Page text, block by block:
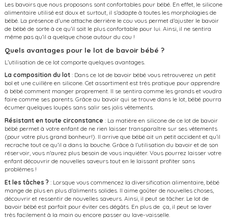
Les bavoirs que nous proposons sont confortables pour bébé. En effet, le silicone
alimentaire utilisé est doux et surtout, il s’adapte à toutes les morphologies de
bébé. La présence d’une attache derrière le cou vous permet d’ajuster le bavoir
de bébé de sorte à ce qu’il soit le plus confortable pour lui. Ainsi, il ne sentira
même pas qu’il a quelque chose autour du cou !
Quels avantages pour le lot de bavoir bébé ?
L’utilisation de ce lot comporte quelques avantages.
La composition du lot : Dans ce lot de bavoir bébé vous retrouverez un petit
bol et une cuillère en silicone. Cet assortiment est très pratique pour apprendre
à bébé comment manger proprement. Il se sentira comme les grands et voudra
faire comme ses parents. Grâce au bavoir qui se trouve dans le lot, bébé pourra
écumer quelques loupés sans salir ses jolis vêtements.
Résistant en toute circonstance : La matière en silicone de ce lot de bavoir
bébé permet à votre enfant de ne rien laisser transparaître sur ses vêtements
(pour votre plus grand bonheur!). Il arrive que bébé ait un petit accident et qu’il
recrache tout ce qu’il a dans la bouche. Grâce à l’utilisation du bavoir et de son
réservoir, vous n'aurez plus besoin de vous inquiéter. Vous pourrez laisser votre
enfant découvrir de nouvelles saveurs tout en le laissant profiter sans
problèmes !
Et les tâches ? : Lorsque vous commencez la diversification alimentaire, bébé
mange de plus en plus d’aliments solides. Il aime goûter de nouvelles choses,
découvrir et ressentir de nouvelles saveurs. Ainsi, il peut se tâcher. Le lot de
bavoir bébé est parfait pour éviter ces dégâts. En plus de ça, il peut se laver
très facilement à la main ou encore passer au lave-vaisselle.